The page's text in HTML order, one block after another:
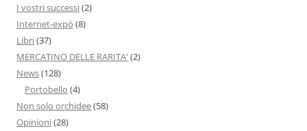
I vostri successi(2)
Internet-expò (8)
Libri(37)
MERCATINO DELLE RARITA' (2)
News(128)
Portobello (4)
Non solo orchidee(58)
Opinioni(28)